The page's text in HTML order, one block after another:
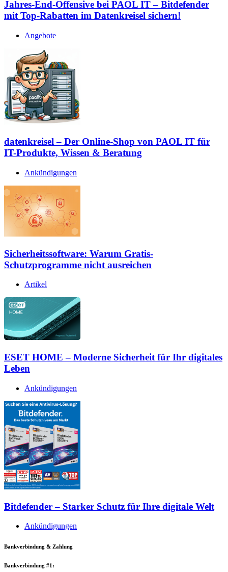
Jahres-End-Offensive bei PAOL IT – Bitdefender
mit Top-Rabatten im Datenkreisel sichern!
Angebote
datenkreisel – Der Online-Shop von PAOL IT für
IT-Produkte, Wissen & Beratung
Ankündigungen
Sicherheitssoftware: Warum Gratis-
Schutzprogramme nicht ausreichen
Artikel
ESET HOME – Moderne Sicherheit für Ihr digitales
Leben
Ankündigungen
Bitdefender – Starker Schutz für Ihre digitale Welt
Ankündigungen
Bankverbindung & Zahlung
Bankverbindung #1: